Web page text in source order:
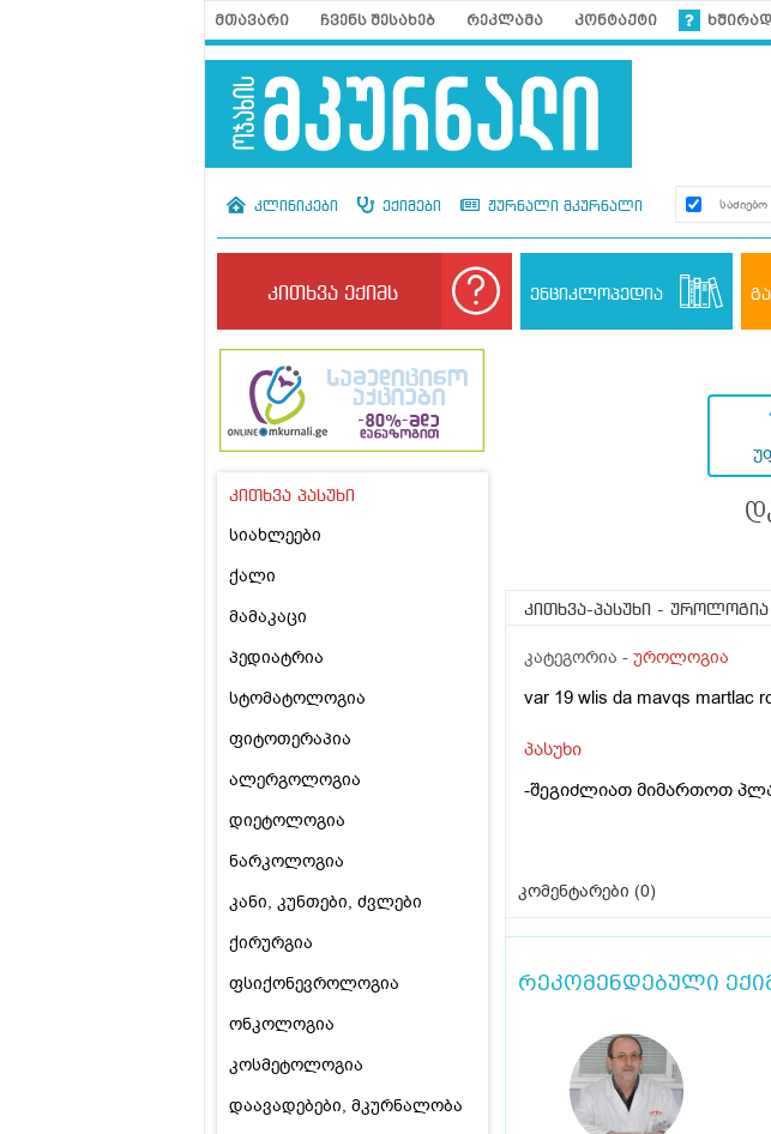
მთავარი ჩვენს შესახებ რეკლამა კონტაქტი
კლინიკები ექიმები ჟურნალი მკურნალი
კითხვა ექიმს ენციკლოპედია
კითხვა პასუხი
სიახლეები
ქალი
მამაკაცი
პედიატრია
სტომატოლოგია
ფიტოთერაპია
ალერგოლოგია
დიეტოლოგია
ნარკოლოგია
კანი, კუნთები, ძვლები
ქირურგია
ფსიქონევროლოგია
ონკოლოგია
კოსმეტოლოგია
დაავადებები, მკურნალობა
კითხვა-პასუხი - უროლოგია
კატეგორია - უროლოგია
var 19 wlis da mavqs martlac
პასუხი
-შეგიძლიათ მიმართოთ
კომენტარები (0)
რეკომენდებული